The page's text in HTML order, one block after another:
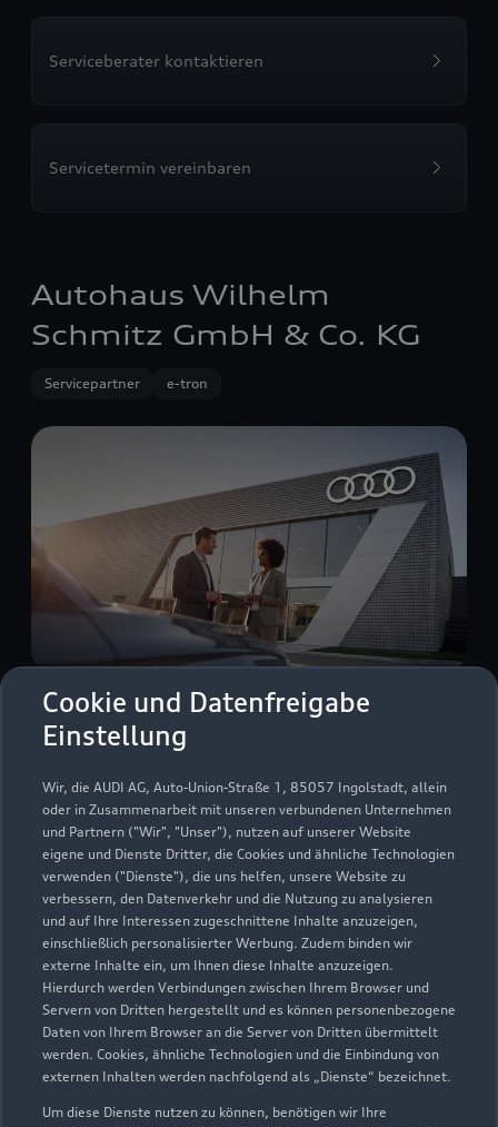
Cookie und Datenfreigabe
Einstellung
Wir, die AUDI AG, Auto-Union-Straße 1, 85057 Ingolstadt, allein
oder in Zusammenarbeit mit unseren verbundenen Unternehmen
und Partnern ("Wir", "Unser"), nutzen auf unserer Website
eigene und Dienste Dritter, die Cookies und ähnliche Technologien
verwenden ("Dienste"), die uns helfen, unsere Website zu
verbessern, den Datenverkehr und die Nutzung zu analysieren
und auf Ihre Interessen zugeschnittene Inhalte anzuzeigen,
einschließlich personalisierter Werbung. Zudem binden wir
externe Inhalte ein, um Ihnen diese Inhalte anzuzeigen.
Hierdurch werden Verbindungen zwischen Ihrem Browser und
Servern von Dritten hergestellt und es können personenbezogene
Daten von Ihrem Browser an die Server von Dritten übermittelt
werden. Cookies, ähnliche Technologien und die Einbindung von
externen Inhalten werden nachfolgend als „Dienste“ bezeichnet.
Um diese Dienste nutzen zu können, benötigen wir Ihre
Serviceberater kontaktieren
Servicetermin vereinbaren
Autohaus Wilhelm
Schmitz GmbH & Co. KG
Servicepartner e-tron
Wilhelmstraße 20
45964 Gladbeck
02043 37990
autohaus.schmitz@autohaus-schmitz.de
Kontaktdaten herunterladen
Öffnungszeiten
Verkauf